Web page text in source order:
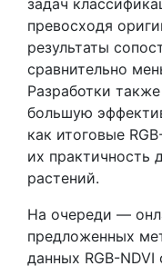
превосходя
результаты
сравнительно
Разработки
большую
как итоговые
их практичность
растений.
На очереди —
предложенных
данных RGB-